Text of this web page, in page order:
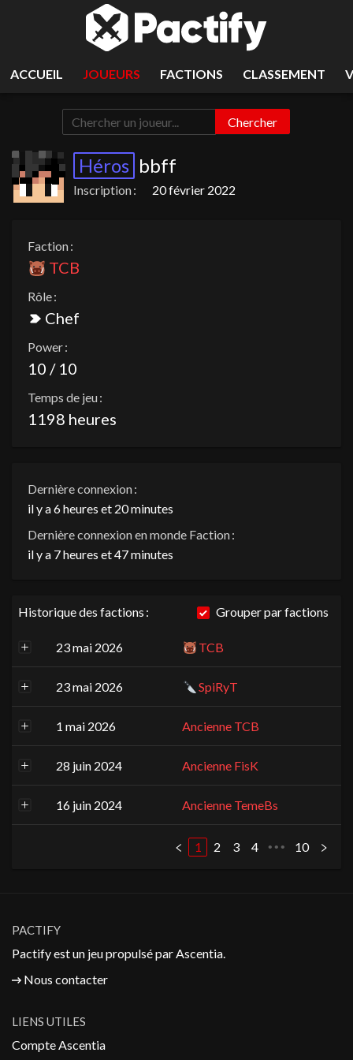
ACCUEIL JOUEURS FACTIONS CLASSEMENT
Chercher
Héros bbff
Inscription : 20 février 2022
Faction :
TCB
Rôle :
Chef
Power :
10 / 10
Temps de jeu :
1198 heures
Dernière connexion :
il y a 6 heures et 20 minutes
Dernière connexion en monde Faction :
il y a 7 heures et 47 minutes
Historique des factions : Grouper par factions
23 mai 2026 TCB
23 mai 2026 SpiRyT
1 mai 2026 Ancienne TCB
28 juin 2024 Ancienne FisK
16 juin 2024 Ancienne TemeBs
1 2 3 4 ••• 10
PACTIFY
Pactify est un jeu propulsé parAscentia.
Nous contacter
LIENS UTILES
Compte Ascentia